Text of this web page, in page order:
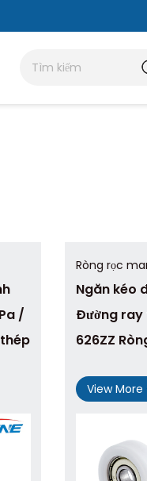
/
Ròng rọc
Ngăn kéo
Đường ray
626ZZ
View More